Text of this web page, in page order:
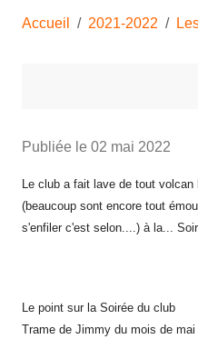
Accueil 2021-2022
Publiée le 02 mai 2022
Le club a fait lave de tout
(beaucoup sont encore tout
s'enfiler c'est selon....) à la...
Le point sur la Soirée du club
Trame de Jimmy du mois de mai